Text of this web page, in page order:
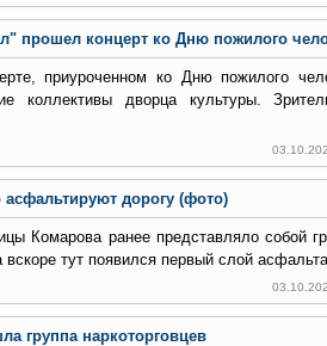
прошел концерт ко Дню пожилого
приуроченном ко Дню пожилого
коллективы дворца культуры.
дорогу (фото)
Комарова ранее представляло собой
тут появился первый слой
группа наркоторговцев